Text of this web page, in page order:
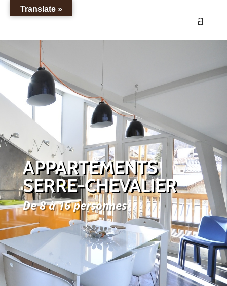
APPARTEMENTS
SERRE-CHEVALIER
De 8 à 16 personnes
Translate »